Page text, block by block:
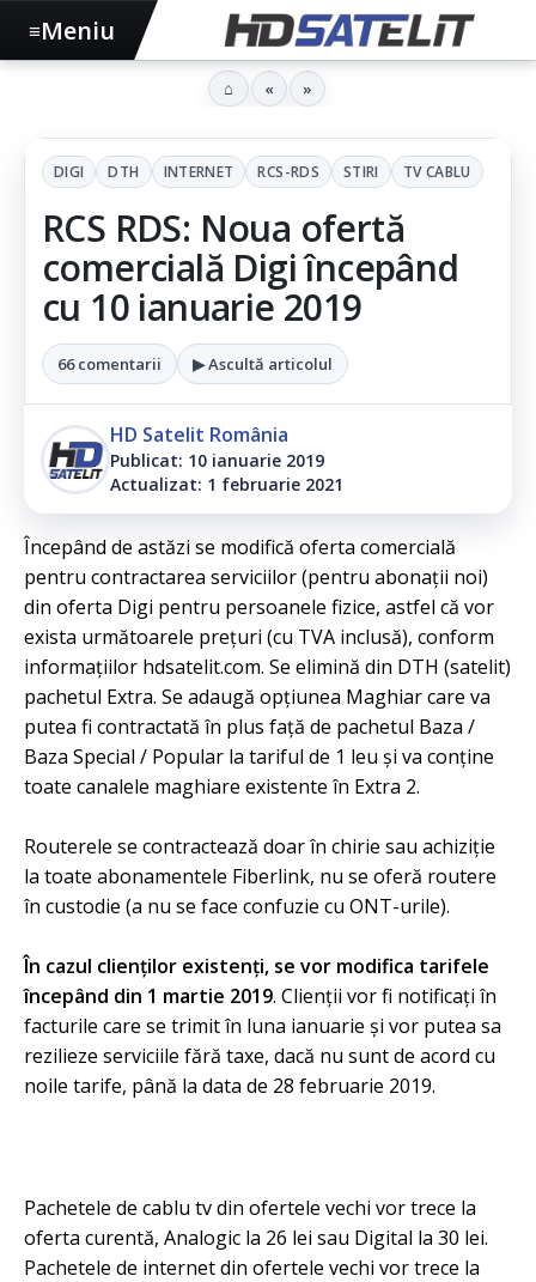
DIGI DTH INTERNET RCS-RDS STIRI TV CABLU
RCS RDS: Noua ofertă
comercială Digi începând
cu 10 ianuarie 2019
66 comentarii ▶ Ascultă articolul
HD Satelit România
Publicat: 10 ianuarie 2019
Actualizat: 1 februarie 2021
Începând de astăzi se modifică oferta comercială
pentru contractarea serviciilor (pentru abonații noi)
din oferta Digi pentru persoanele fizice, astfel că vor
exista următoarele prețuri (cu TVA inclusă), conform
informațiilor hdsatelit.com. Se elimină din DTH (satelit)
pachetul Extra. Se adaugă opțiunea Maghiar care va
putea fi contractată în plus față de pachetul Baza /
Baza Special / Popular la tariful de 1 leu și va conține
toate canalele maghiare existente în Extra 2.
Routerele se contractează doar în chirie sau achiziție
la toate abonamentele Fiberlink, nu se oferă routere
în custodie (a nu se face confuzie cu ONT-urile).
În cazul clienților existenți, se vor modifica tarifele
începând din 1 martie 2019. Clienții vor fi notificați în
facturile care se trimit în luna ianuarie și vor putea sa
rezilieze serviciile fără taxe, dacă nu sunt de acord cu
noile tarife, până la data de 28 februarie 2019.
Pachetele de cablu tv din ofertele vechi vor trece la
oferta curentă, Analogic la 26 lei sau Digital la 30 lei.
Pachetele de internet din ofertele vechi vor trece la
≡Meniu
⌂ « »